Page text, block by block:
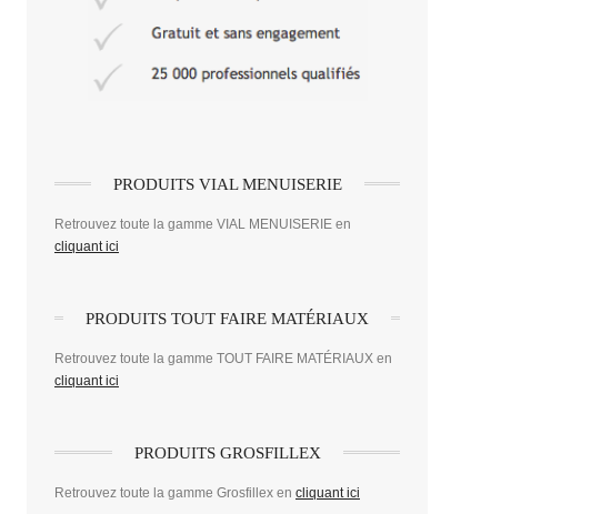
PRODUITS VIAL MENUISERIE
Retrouvez toute la gamme VIAL MENUISERIE en
cliquant ici
PRODUITS TOUT FAIRE MATÉRIAUX
Retrouvez toute la gamme TOUT FAIRE MATÉRIAUX en
cliquant ici
PRODUITS GROSFILLEX
Retrouvez toute la gamme Grosfillex en cliquant ici